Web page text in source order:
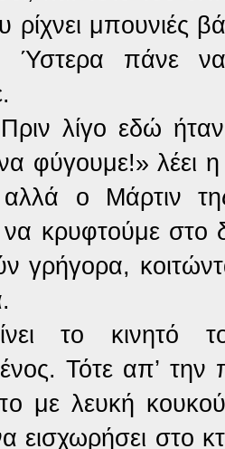
ρίχνει μπουνιές
Ύστερα πάνε
λίγο εδώ
φύγουμε!» λέει
ο Μάρτιν
κρυφτούμε στο
γρήγορα,
το κινητό
Τότε απ’
με λευκή
εισχωρήσει στο